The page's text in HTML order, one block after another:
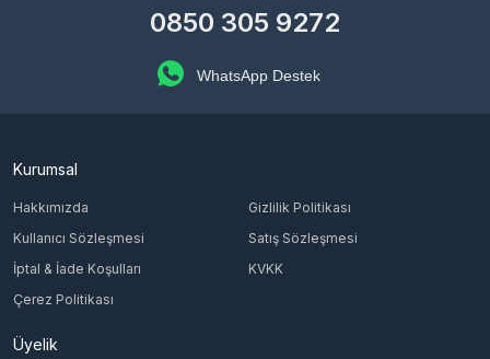
0850 305 9272
WhatsApp Destek
Kurumsal
Hakkımızda
Gizlilik Politikası
Kullanıcı Sözleşmesi
Satış Sözleşmesi
İptal & İade Koşulları
KVKK
Çerez Politikası
Üyelik